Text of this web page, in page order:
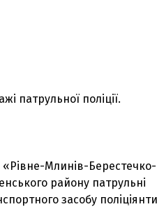
патрульної поліції.
«Рівне-Млинів-Берестечко-
району патрульні
засобу поліціянти